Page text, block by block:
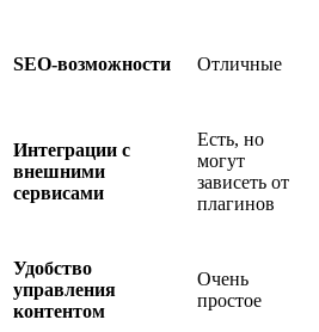
SEO-возможности Отличные
Интеграции с
внешними
сервисами
Есть, но
могут
зависеть от
плагинов
Удобство
управления
контентом
Очень
простое